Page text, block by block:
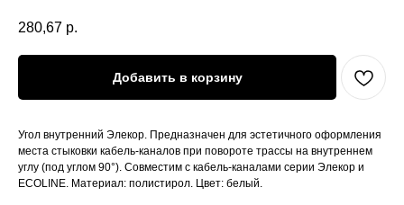
280,67 р.
Добавить в корзину
Угол внутренний Элекор. Предназначен для эстетичного оформления
места стыковки кабель-каналов при повороте трассы на внутреннем
углу (под углом 90°). Совместим с кабель-каналами серии Элекор и
ECOLINE. Материал: полистирол. Цвет: белый.